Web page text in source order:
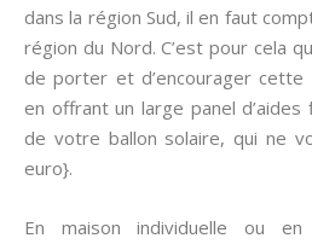
dans la région Sud, il en faut
région du Nord. C’est pour cela
de porter et d’encourager cette
en offrant un large panel d’aides
de votre ballon solaire, qui ne
euro}.
En maison individuelle ou